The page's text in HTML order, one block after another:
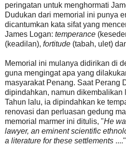
peringatan untuk menghormati
Dudukan dari memorial ini punya
dicantumkan kata sifat yang
James Logan: temperance
(keadilan), fortitude (tabah, ulet)
Memorial ini mulanya didirikan di
guna mengingat apa yang
masyarakat Penang. Saat Perang
dipindahkan, namun dikembalikan
Tahun lalu, ia dipindahkan ke
renovasi dan perluasan gedung
memorial marmer ini ditulis, "He
lawyer, an eminent scientific
a literature for these settlements ...."